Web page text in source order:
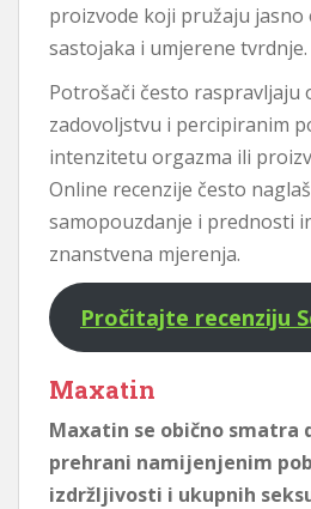
proizvode koji pružaju jasno
sastojaka i umjerene tvrdnje.
Potrošači često raspravljaju
zadovoljstvu i percipiranim
intenzitetu orgazma ili
Online recenzije često
samopouzdanje i prednosti
znanstvena mjerenja.
Pročitajte recenziju
Maxatin
Maxatin se obično smatra
prehrani namijenjenim
izdržljivosti i ukupnih